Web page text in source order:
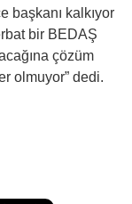
başkanı kalkıyor
bir BEDAŞ
çözüm
olmuyor” dedi.